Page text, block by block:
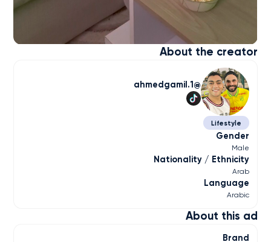
About this ad
Brand
About the creator
ahmedgamil.1
Lifestyle
Gender
Male
Nationality / Ethnicity
Arab
Language
Arabic